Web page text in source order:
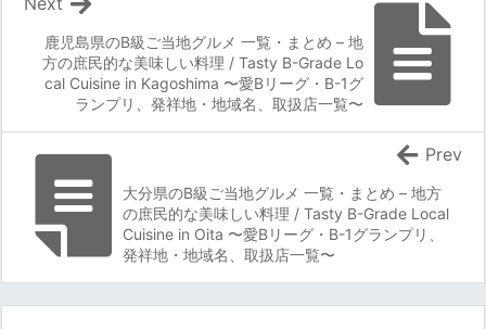
鹿児島県のB級ご当地グルメ 一覧・まとめ – 地
方の庶民的な美味しい料理 / Tasty B-Grade Lo
cal Cuisine in Kagoshima 〜愛Bリーグ・B-1グ
ランプリ、発祥地・地域名、取扱店一覧〜
大分県のB級ご当地グルメ 一覧・まとめ – 地方
の庶民的な美味しい料理 / Tasty B-Grade Local
Cuisine in Oita 〜愛Bリーグ・B-1グランプリ、
発祥地・地域名、取扱店一覧〜
Prev